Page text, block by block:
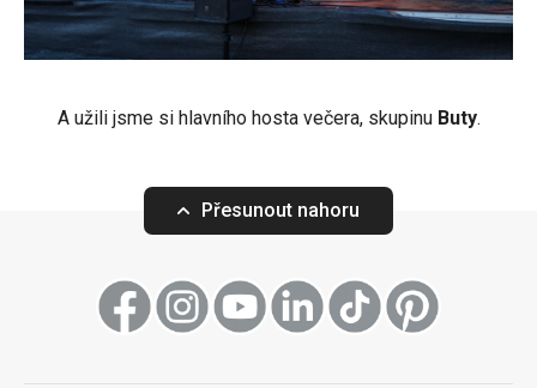
A užili jsme si hlavního hosta večera, skupinu Buty.
Přesunout nahoru